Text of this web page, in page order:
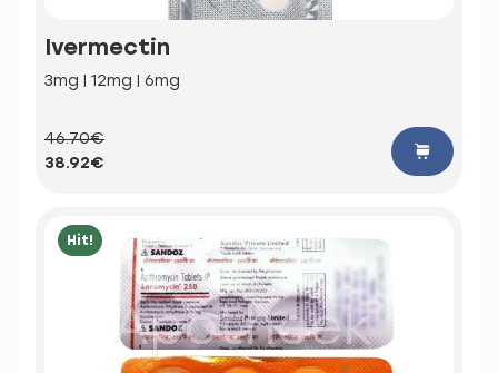
Ivermectin
3mg | 12mg | 6mg
46.70€
38.92€
Hit!